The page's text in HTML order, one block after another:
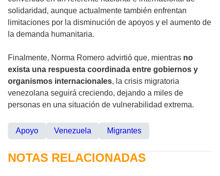
solidaridad, aunque actualmente también enfrentan
limitaciones por la disminución de apoyos y el aumento de
la demanda humanitaria.
Finalmente, Norma Romero advirtió que, mientras no
exista una respuesta coordinada entre gobiernos y
organismos internacionales, la crisis migratoria
venezolana seguirá creciendo, dejando a miles de
personas en una situación de vulnerabilidad extrema.
Apoyo Venezuela Migrantes
NOTAS RELACIONADAS